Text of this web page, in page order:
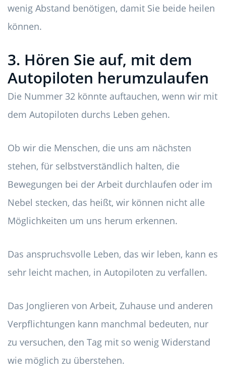
wenig Abstand benötigen, damit Sie beide heilen
können.
3. Hören Sie auf, mit dem
Autopiloten herumzulaufen
Die Nummer 32 könnte auftauchen, wenn wir mit
dem Autopiloten durchs Leben gehen.
Ob wir die Menschen, die uns am nächsten
stehen, für selbstverständlich halten, die
Bewegungen bei der Arbeit durchlaufen oder im
Nebel stecken, das heißt, wir können nicht alle
Möglichkeiten um uns herum erkennen.
Das anspruchsvolle Leben, das wir leben, kann es
sehr leicht machen, in Autopiloten zu verfallen.
Das Jonglieren von Arbeit, Zuhause und anderen
Verpflichtungen kann manchmal bedeuten, nur
zu versuchen, den Tag mit so wenig Widerstand
wie möglich zu überstehen.